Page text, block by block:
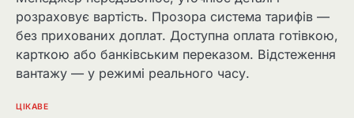
розраховує вартість. Прозора система тарифів —
без прихованих доплат. Доступна оплата готівкою,
карткою або банківським переказом. Відстеження
вантажу — у режимі реального часу.
ЦІКАВЕ